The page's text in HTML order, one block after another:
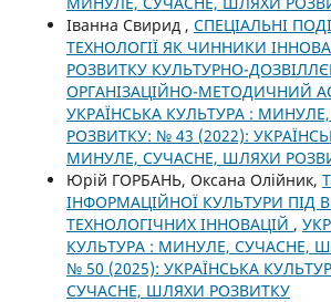
Іванна Свирид , СПЕЦІАЛЬНІ
ТЕХНОЛОГІЇ ЯК ЧИННИКИ
РОЗВИТКУ КУЛЬТУРНО-
ОРГАНІЗАЦІЙНО-МЕТОДИЧНИЙ
УКРАЇНСЬКА КУЛЬТУРА :
РОЗВИТКУ: № 43 (2022):
МИНУЛЕ, СУЧАСНЕ, ШЛЯХИ
Юрій ГОРБАНЬ, Оксана Олійник,
ІНФОРМАЦІЙНОЇ КУЛЬТУРИ ПІД
ТЕХНОЛОГІЧНИХ ІННОВАЦІЙ ,
КУЛЬТУРА : МИНУЛЕ, СУЧАСНЕ,
№ 50 (2025): УКРАЇНСЬКА
СУЧАСНЕ, ШЛЯХИ РОЗВИТКУ